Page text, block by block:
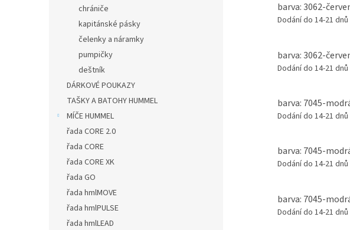
chrániče
kapitánské pásky
čelenky a náramky
pumpičky
deštník
DÁRKOVÉ POUKAZY
TAŠKY A BATOHY HUMMEL
MÍČE HUMMEL
řada CORE 2.0
řada CORE
řada CORE XK
řada GO
řada hmlMOVE
řada hmlPULSE
řada hmlLEAD
barva: 3062-
Dodání do 14-21 dnů
barva: 3062-
Dodání do 14-21 dnů
barva: 7045-
Dodání do 14-21 dnů
barva: 7045-
Dodání do 14-21 dnů
barva: 7045-
Dodání do 14-21 dnů